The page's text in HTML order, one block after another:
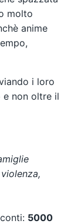
molto
anime
i loro
e non oltre il
5000